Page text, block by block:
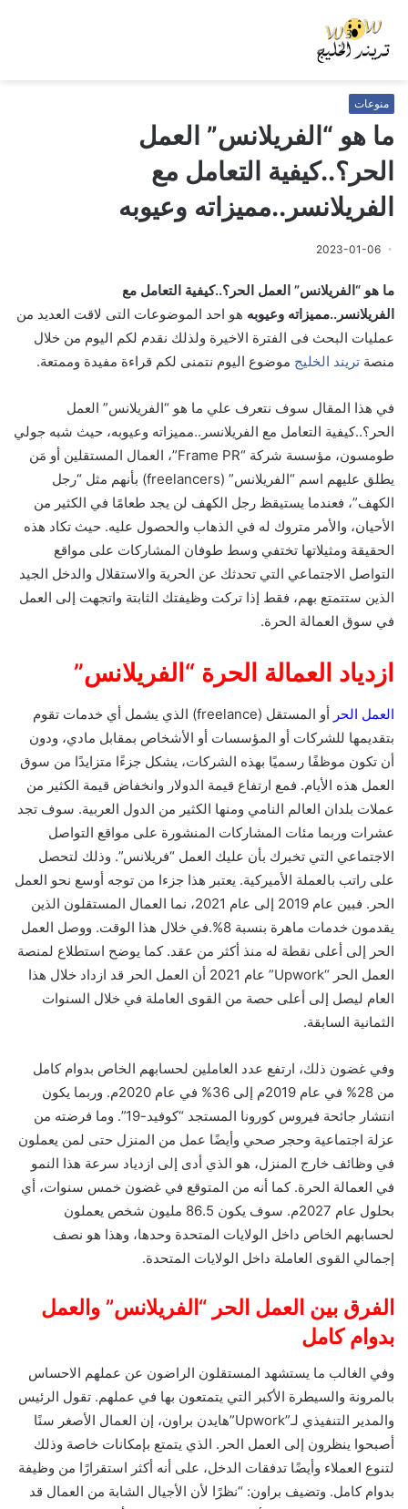
منوعات
ما هو “الفريلانس” العمل
الحر؟..كيفية التعامل مع
الفريلانسر..مميزاته وعيوبه
2023-01-06
ما هو “الفريلانس” العمل الحر؟..كيفية التعامل مع
الفريلانسر..مميزاته وعيوبه هو احد الموضوعات التى لاقت العديد من
عمليات البحث فى الفترة الاخيرة ولذلك نقدم لكم اليوم من خلال
منصة تريند الخليج موضوع اليوم نتمنى لكم قراءة مفيدة وممتعة.
في هذا المقال سوف نتعرف علي ما هو “الفريلانس” العمل
الحر؟..كيفية التعامل مع الفريلانسر..مميزاته وعيوبه، حيث شبه جولي
طومسون، مؤسسة شركة “Frame PR”، العمال المستقلين أو مَن
يطلق عليهم اسم “الفريلانس” (freelancers) بأنهم مثل “رجل
الكهف”، فعندما يستيقظ رجل الكهف لن يجد طعامًا في الكثير من
الأحيان، والأمر متروك له في الذهاب والحصول عليه. حيث تكاد هذه
الحقيقة ومثيلاتها تختفي وسط طوفان المشاركات على مواقع
التواصل الاجتماعي التي تحدثك عن الحرية والاستقلال والدخل الجيد
الذين ستتمتع بهم، فقط إذا تركت وظيفتك الثابتة واتجهت إلى العمل
في سوق العمالة الحرة.
ازدياد العمالة الحرة “الفريلانس”
العمل الحر
أو المستقل (freelance) الذي يشمل أي خدمات تقوم
بتقديمها للشركات أو المؤسسات أو الأشخاص بمقابل مادي، ودون
أن تكون موظفًا رسميًا بهذه الشركات، يشكل جزءًا متزايدًا من سوق
العمل هذه الأيام. فمع ارتفاع قيمة الدولار وانخفاض قيمة الكثير من
عملات بلدان العالم النامي ومنها الكثير من الدول العربية. سوف تجد
عشرات وربما مئات المشاركات المنشورة على مواقع التواصل
الاجتماعي التي تخبرك بأن عليك العمل “فريلانس”. وذلك لتحصل
على راتب بالعملة الأميركية. يعتبر هذا جزءا من توجه أوسع نحو العمل
الحر. فبين عام 2019 إلى عام 2021، نما العمال المستقلون الذين
يقدمون خدمات ماهرة بنسبة 8%.في خلال هذا الوقت. ووصل العمل
الحر إلى أعلى نقطة له منذ أكثر من عقد. كما يوضح استطلاع لمنصة
العمل الحر “Upwork” عام 2021 أن العمل الحر قد ازداد خلال هذا
العام ليصل إلى أعلى حصة من القوى العاملة في خلال السنوات
الثمانية السابقة.
وفي غضون ذلك، ارتفع عدد العاملين لحسابهم الخاص بدوام كامل
من 28% في عام 2019م إلى 36% في عام 2020م. وربما يكون
انتشار جائحة فيروس كورونا المستجد “كوفيد-19”. وما فرضته من
عزلة اجتماعية وحجر صحي وأيضًا عمل من المنزل حتى لمن يعملون
في وظائف خارج المنزل، هو الذي أدى إلى ازدياد سرعة هذا النمو
في العمالة الحرة. كما أنه من المتوقع في غضون خمس سنوات، أي
بحلول عام 2027م. سوف يكون 86.5 مليون شخص يعملون
لحسابهم الخاص داخل الولايات المتحدة وحدها، وهذا هو نصف
إجمالي القوى العاملة داخل الولايات المتحدة.
الفرق بين العمل الحر “الفريلانس” والعمل
بدوام كامل
وفي الغالب ما يستشهد المستقلون الراضون عن عملهم الاحساس
بالمرونة والسيطرة الأكبر التي يتمتعون بها في عملهم. تقول الرئيس
والمدير التنفيذي لـ”Upwork”هايدن براون، إن العمال الأصغر سنًا
أصبحوا ينظرون إلى العمل الحر. الذي يتمتع بإمكانات خاصة وذلك
لتنوع العملاء وأيضًا تدفقات الدخل، على أنه أكثر استقرارًا من وظيفة
بدوام كامل. وتضيف براون: “نظرًا لأن الأجيال الشابة من العمال قد